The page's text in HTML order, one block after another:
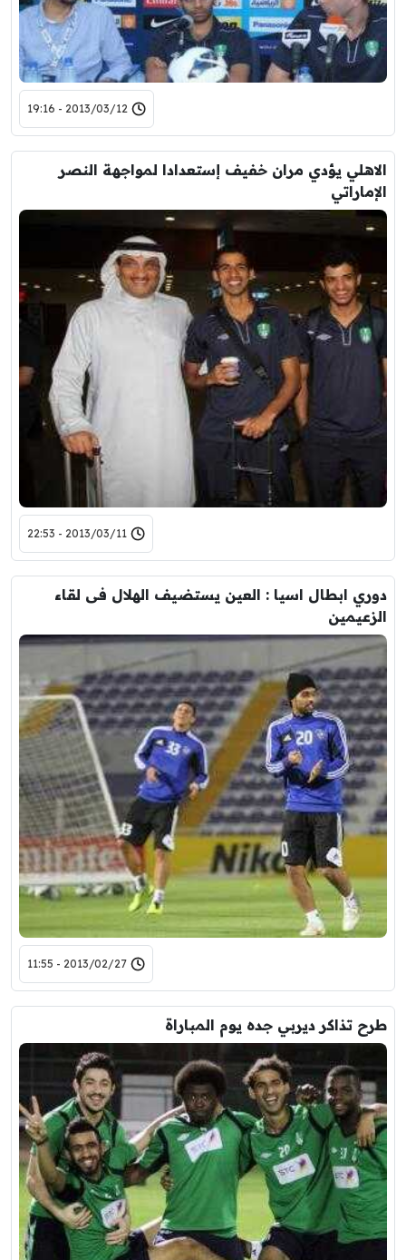
2013/03/12 - 19:16
الاهلي يؤدي مران خفيف إستعدادا لمواجهة النصر
الإماراتي
2013/03/11 - 22:53
دوري ابطال اسيا : العين يستضيف الهلال فى لقاء
الزعيمين
2013/02/27 - 11:55
طرح تذاكر ديربي جده يوم المباراة